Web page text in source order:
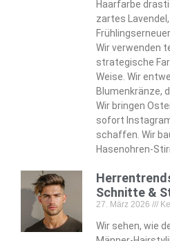
Haarfarbe
zartes
eiförmige
Geltung bringen.
fantasievolle
Wir verwenden
strategische
Weise. Wir
Blumenkränze,
komplett
unsichtbare
Eleganz
Schmetterlings-
Wir bringen
sofort
schaffen. Wir
Hasenohren-
machen
verspielten
Wir entwickeln
oberflächliche
Schnitte &
27. März 2026
Wir sehen, wie